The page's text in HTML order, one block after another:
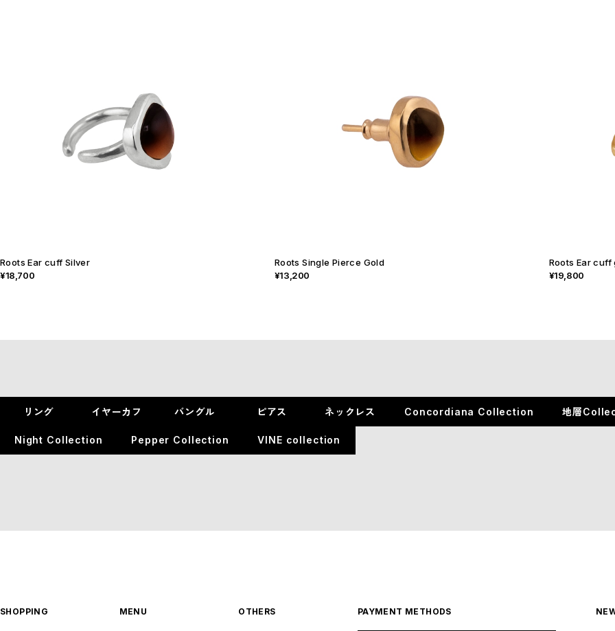
Roots Ear cuff Silver
¥18,700
Roots Single Pierce Gold
¥13,200
Roots Ear cuff
¥19,800
リング イヤーカフ バングル ピアス ネックレス Concordiana Collection 地層
Night Collection Pepper Collection VINE collection
SHOPPING MENU OTHERS PAYMENT METHODS